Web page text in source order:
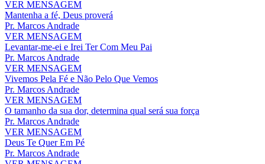
VER MENSAGEM
Mantenha a fé, Deus proverá
Pr. Marcos Andrade
VER MENSAGEM
Levantar-me-ei e Irei Ter Com Meu Pai
Pr. Marcos Andrade
VER MENSAGEM
Vivemos Pela Fé e Não Pelo Que Vemos
Pr. Marcos Andrade
VER MENSAGEM
O tamanho da sua dor, determina qual será sua força
Pr. Marcos Andrade
VER MENSAGEM
Deus Te Quer Em Pé
Pr. Marcos Andrade